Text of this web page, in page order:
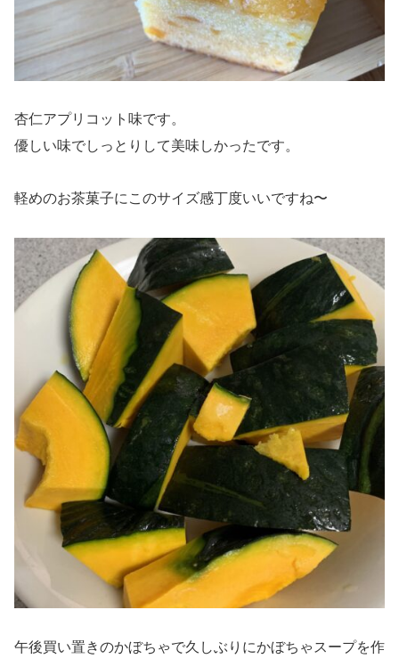
杏仁アプリコット味です。
優しい味でしっとりして美味しかったです。
軽めのお茶菓子にこのサイズ感丁度いいですね〜
午後買い置きのかぼちゃで久しぶりにかぼちゃスープを作